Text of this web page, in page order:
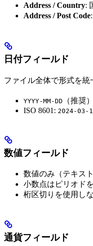
Address / Country:
Address / Post Code
日付フィールド
ファイル全体で形式を統
YYYY-MM-DD （推奨
ISO 8601: 2024-03-
数値フィールド
数値のみ（テキスト
小数点はピリオド
桁区切りを使用し
通貨フィールド